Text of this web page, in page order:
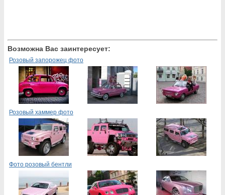
Возможна Вас заинтересует:
Розовый запорожец фото
Розовый хаммер фото
Фото розовый бентли